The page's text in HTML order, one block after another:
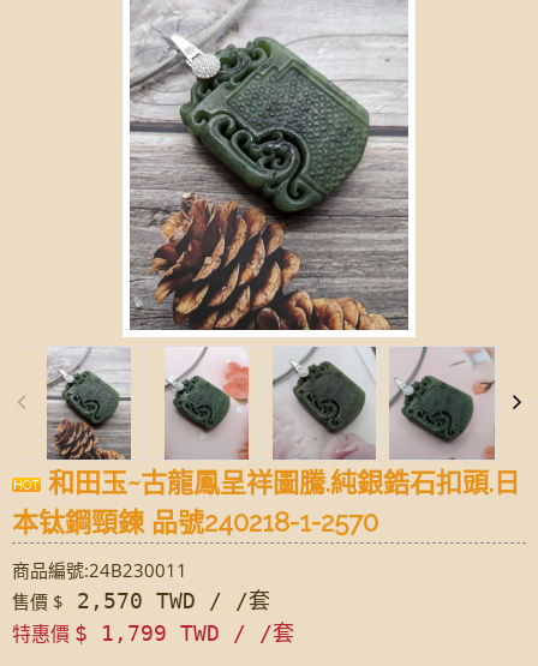
和田玉~古龍鳳呈祥圖騰.純銀鋯石扣頭.日
本钛鋼頸鍊 品號240218-1-2570
商品編號:24B230011
售價 $ 2,570 TWD / /套
特惠價 $ 1,799 TWD / /套